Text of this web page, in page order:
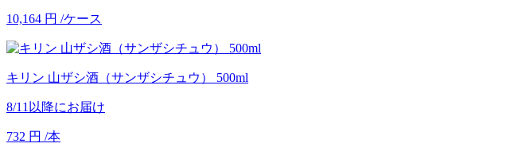
10,164 円 /ケース
キリン 山ザシ酒（サンザシチュウ） 500ml
8/11以降にお届け
732 円 /本